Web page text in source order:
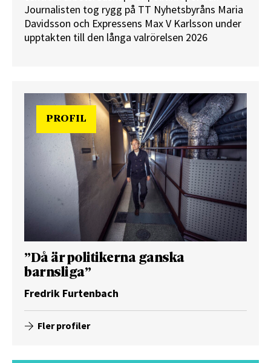
Journalisten tog rygg på TT Nyhetsbyråns Maria
Davidsson och Expressens Max V Karlsson under
upptakten till den långa valrörelsen 2026
PROFIL
”Då är politikerna ganska
barnsliga”
Fredrik Furtenbach
Fler profiler